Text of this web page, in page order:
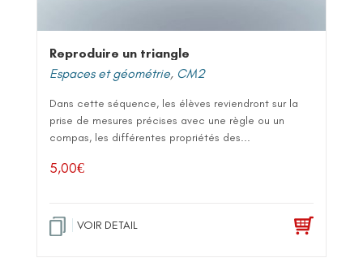
Reproduire un triangle
Espaces et géométrie, CM2
Dans cette séquence, les élèves reviendront sur la
prise de mesures précises avec une règle ou un
compas, les différentes propriétés des...
5,00€
VOIR DETAIL